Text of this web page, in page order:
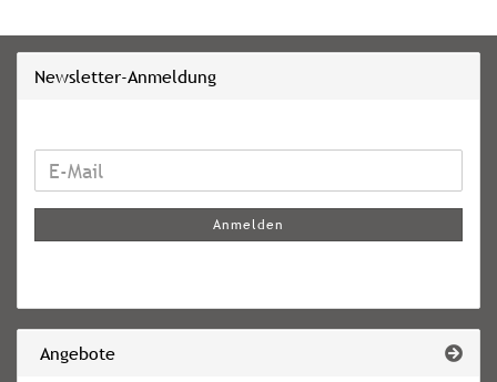
Newsletter-Anmeldung
WEITER
ZUR
ANMELDUNG
E-
Anmelden
Angebote